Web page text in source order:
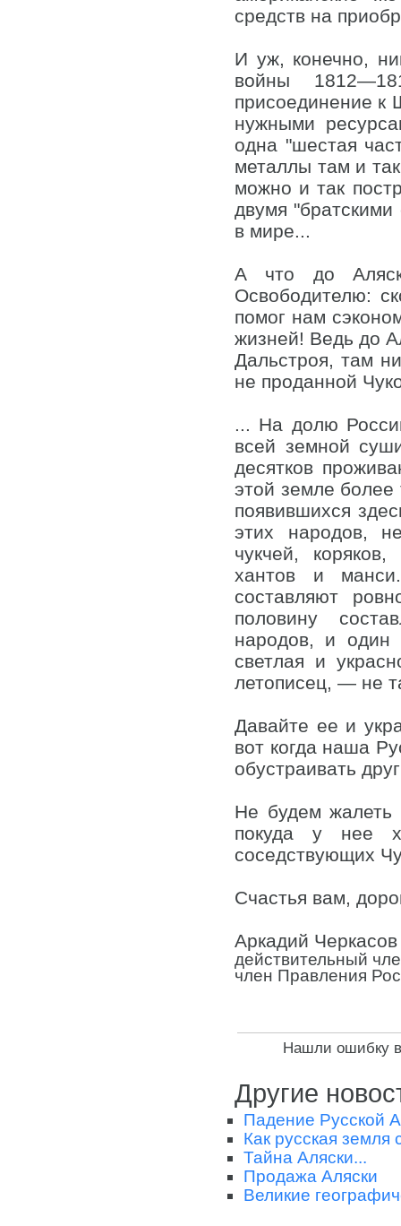
средств на
И уж, конечно,
войны
присоединение к
нужными
одна "шестая
металлы там и
можно и так
двумя
в мире...
А что до
Освободителю:
помог нам
жизней! Ведь до
Дальстроя, там
не проданной
... На долю
всей земной
десятков
этой земле более
появившихся
этих народов,
чукчей,
хантов и
составляют
половину
народов, и
светлая и
летописец, — не
Давайте ее и
вот когда наша
обустраивать
Не будем
покуда у нее
соседствующих
Счастья вам,
Аркадий Черкасов
действительный
член Правления
Нашли ошибку в
Другие
Падение Русской
Как русская земля
Тайна Аляски...
Продажа Аляски
Великие